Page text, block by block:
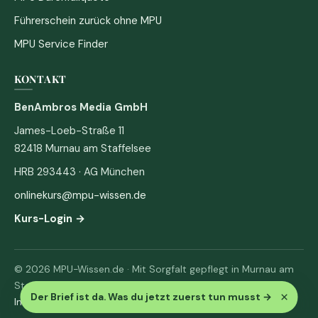
Der Brief ist da. Was du jetzt zuerst tun musst → ×
Führerschein zurück ohne MPU
MPU Service Finder
KONTAKT
BenAmbros Media GmbH
James-Loeb-Straße 11
82418 Murnau am Staffelsee
HRB 293443 · AG München
onlinekurs@mpu-wissen.de
Kurs-Login →
© 2026 MPU-Wissen.de · Mit Sorgfalt gepflegt in Murnau am
Staffelsee
Impressum· Datenschutz & AGB